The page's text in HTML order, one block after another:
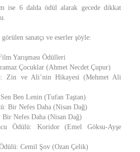
ise 6 dalda ödül alarak gecede dikkat
sanatçı ve eserler şöyle:
Yarışması Ödülleri
Çocuklar (Ahmet Necdet Çupur)
Zin ve Ali’nin Hikayesi (Mehmet Ali
Ben Lenin (Tufan Taştan)
Bir Nefes Daha (Nisan Dağ)
Nefes Daha (Nisan Dağ)
Ödülü: Koridor (Emel Göksu-Ayşe
Cemil Şov (Ozan Çelik)